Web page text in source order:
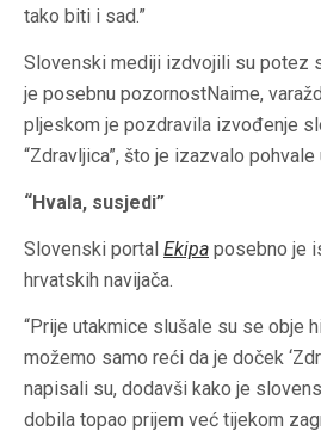
tako biti i sad.”
Slovenski mediji izdvojili su potez
je posebnu pozornostNaime,
pljeskom je pozdravila izvođenje
“Zdravljica”, što je izazvalo
“Hvala, susjedi”
Slovenski portal Ekipa posebno je
hrvatskih navijača.
“Prije utakmice slušale su se obje
možemo samo reći da je doček
napisali su, dodavši kako je
dobila topao prijem već tijekom